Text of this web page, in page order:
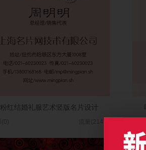
粉红结婚礼服艺术竖版名片设计